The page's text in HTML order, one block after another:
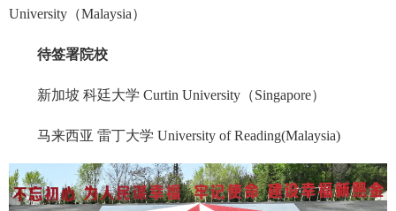
University（Malaysia）
待签署院校
新加坡 科廷大学 Curtin University（Singapore）
马来西亚 雷丁大学 University of Reading(Malaysia)